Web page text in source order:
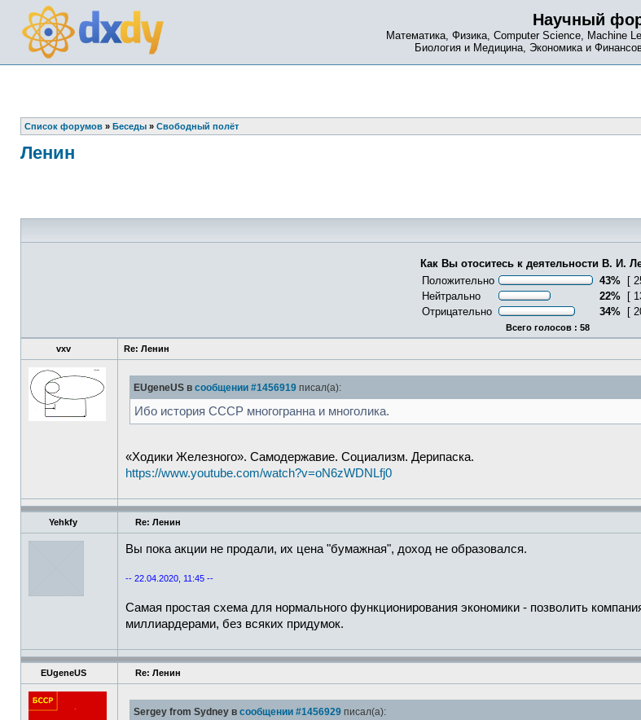
Научный
Математика, Физика, Computer Science, Machine
Биология и Медицина, Экономика и
Список форумов » Беседы » Свободный полёт
Ленин
Как Вы отоситесь к деятельности В. И.
Положительно
43%
[
Нейтрально
22%
[
Отрицательно
34% [
Всего голосов : 58
vxv Re: Ленин
EUgeneUS в сообщении #1456919 писал(а):
Ибо история СССР многогранна и многолика.
«Ходики Железного». Самодержавие. Социализм. Дерипаска.
https://www.youtube.com/watch?v=oN6zWDNLfj0
Yehkfy Re: Ленин
Вы пока акции не продали, их цена "бумажная", доход не образовался.
-- 22.04.2020, 11:45 --
Самая простая схема для нормального функционирования экономики - позволить
миллиардерами, без всяких придумок.
EUgeneUS Re: Ленин
Sergey from Sydney в сообщении #1456929 писал(а):